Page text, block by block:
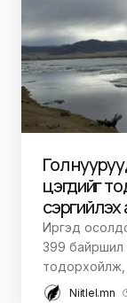
Гол
цэгүүдийг
сэргийлэх
Иргэд
399 байршил
Niitlel.mn